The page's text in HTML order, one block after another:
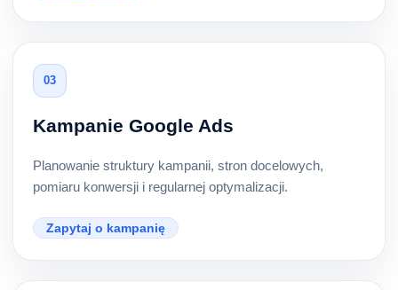
03
Kampanie Google Ads
Planowanie struktury kampanii, stron docelowych,
pomiaru konwersji i regularnej optymalizacji.
Zapytaj o kampanię